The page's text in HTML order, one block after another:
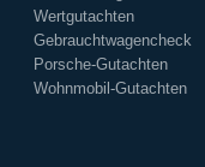
Wertgutachten
Gebrauchtwagencheck
Porsche-Gutachten
Wohnmobil-Gutachten